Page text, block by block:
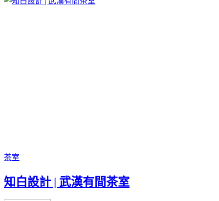
茶室
知白設計 | 武漢有間茶室